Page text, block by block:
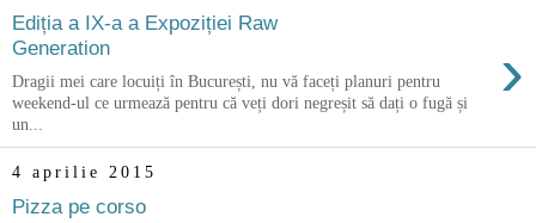
Ediția a IX-a a Expoziției Raw
Generation
›
Dragii mei care locuiți în București, nu vă faceți planuri pentru
weekend-ul ce urmează pentru că veți dori negreșit să dați o fugă și
un...
4 aprilie 2015
Pizza pe corso